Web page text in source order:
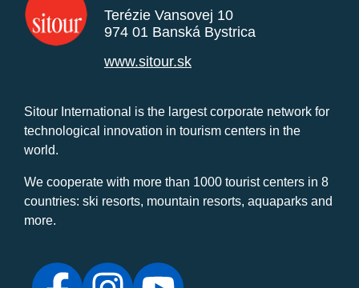
Terézie Vansovej 10
974 01 Banská Bystrica
www.sitour.sk
Sitour International is the largest corporate network for
technological innovation in tourism centers in the
world.
We cooperate with more than 1000 tourist centers in 8
countries: ski resorts, mountain resorts, aquaparks and
more.